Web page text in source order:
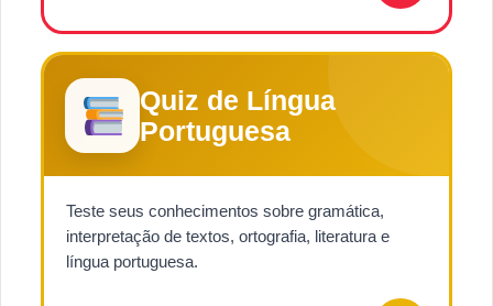
Quiz de Língua
Portuguesa
Teste seus conhecimentos sobre gramática,
interpretação de textos, ortografia, literatura e
língua portuguesa.